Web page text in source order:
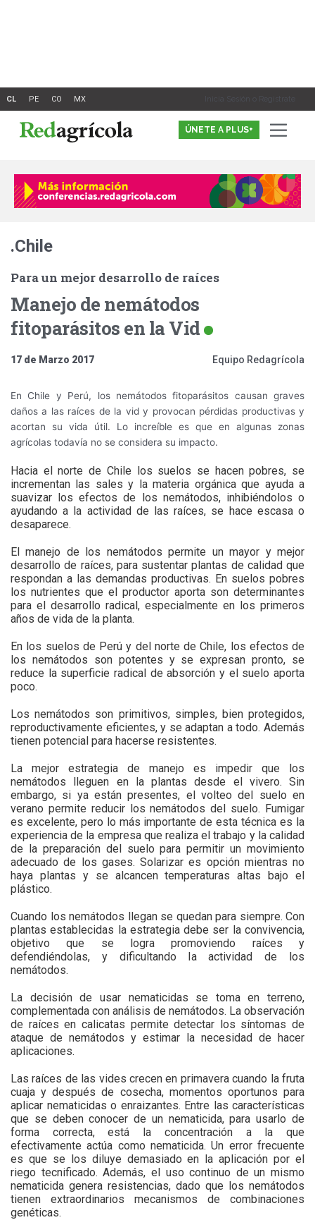
Inicia Sesión o Registrate
ÚNETE A PLUS+
.Chile
Para un mejor desarrollo de raíces
Manejo de nemátodos
fitoparásitos en la Vid
17 de Marzo 2017 Equipo Redagrícola
En Chile y Perú, los nemátodos fitoparásitos causan graves
daños a las raíces de la vid y provocan pérdidas productivas y
acortan su vida útil. Lo increíble es que en algunas zonas
agrícolas todavía no se considera su impacto.
Hacia el norte de Chile los suelos se hacen pobres, se
incrementan las sales y la materia orgánica que ayuda a
suavizar los efectos de los nemátodos, inhibiéndolos o
ayudando a la actividad de las raíces, se hace escasa o
desaparece.
El manejo de los nemátodos permite un mayor y mejor
desarrollo de raíces, para sustentar plantas de calidad que
respondan a las demandas productivas. En suelos pobres
los nutrientes que el productor aporta son determinantes
para el desarrollo radical, especialmente en los primeros
años de vida de la planta.
En los suelos de Perú y del norte de Chile, los efectos de
los nemátodos son potentes y se expresan pronto, se
reduce la superficie radical de absorción y el suelo aporta
poco.
Los nemátodos son primitivos, simples, bien protegidos,
reproductivamente eficientes, y se adaptan a todo. Además
tienen potencial para hacerse resistentes.
La mejor estrategia de manejo es impedir que los
nemátodos lleguen en la plantas desde el vivero. Sin
embargo, si ya están presentes, el volteo del suelo en
verano permite reducir los nemátodos del suelo. Fumigar
es excelente, pero lo más importante de esta técnica es la
experiencia de la empresa que realiza el trabajo y la calidad
de la preparación del suelo para permitir un movimiento
adecuado de los gases. Solarizar es opción mientras no
haya plantas y se alcancen temperaturas altas bajo el
plástico.
Cuando los nemátodos llegan se quedan para siempre. Con
plantas establecidas la estrategia debe ser la convivencia,
objetivo que se logra promoviendo raíces y
defendiéndolas, y dificultando la actividad de los
nemátodos.
La decisión de usar nematicidas se toma en terreno,
complementada con análisis de nemátodos. La observación
de raíces en calicatas permite detectar los síntomas de
ataque de nemátodos y estimar la necesidad de hacer
aplicaciones.
Las raíces de las vides crecen en primavera cuando la fruta
cuaja y después de cosecha, momentos oportunos para
aplicar nematicidas o enraizantes. Entre las características
que se deben conocer de un nematicida, para usarlo de
forma correcta, está la concentración a la que
efectivamente actúa como nematicida. Un error frecuente
es que se los diluye demasiado en la aplicación por el
riego tecnificado. Además, el uso continuo de un mismo
nematicida genera resistencias, dado que los nemátodos
tienen extraordinarios mecanismos de combinaciones
genéticas.